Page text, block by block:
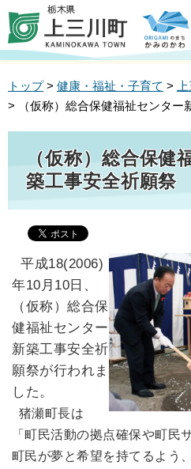
トップ> 健康・福祉・子育て >
> （仮称）総合保健福祉センター
（仮称）総合保健
築工事安全祈願祭
平成18(2006)
年10月10日、
（仮称）総合保
健福祉センター
新築工事安全祈
願祭が行われま
した。
猪瀬町長は
「町民活動の拠点確保や町民
町民が夢と希望を持てるよう